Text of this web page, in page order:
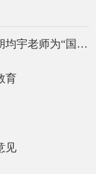
物理课堂我院邀请唐山市教育局教研员胡均宇老师为“国培计划”项目初中物理课堂授课
育
见